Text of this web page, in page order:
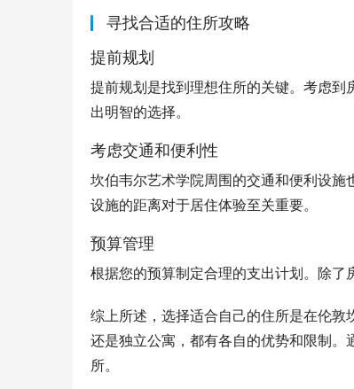
寻找合适的住所攻略
提前规划
提前规划是找到理想住所的关键。考虑
出明智的选择。
考虑交通和便利性
坎伯韦尔艺术学院周围的交通和便利设
设施的距离对于居住体验至关重要。
预算管理
根据您的预算制定合理的支出计划。除了
综上所述，选择适合自己的住所是在伦
还是独立公寓，都有各自的优势和限制
所。